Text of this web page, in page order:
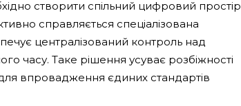
створити спільний цифровий простір
справляється спеціалізована
централізований контроль над
часу. Таке рішення усуває розбіжності
впровадження єдиних стандартів